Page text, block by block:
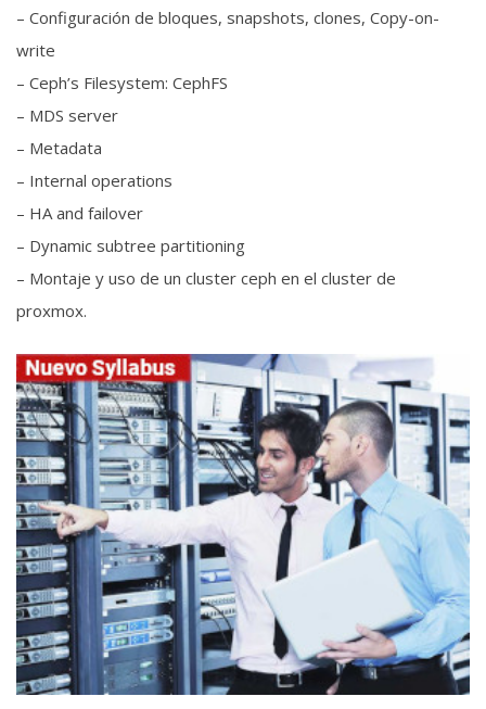
– Configuración de bloques, snapshots, clones, Copy-on-
write
– Ceph’s Filesystem: CephFS
– MDS server
– Metadata
– Internal operations
– HA and failover
– Dynamic subtree partitioning
– Montaje y uso de un cluster ceph en el cluster de
proxmox.